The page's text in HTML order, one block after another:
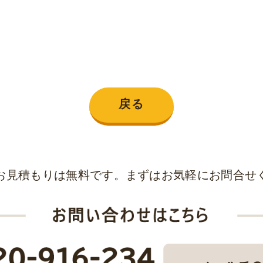
戻る
見積もりは無料です。まずはお気軽にお問合せ